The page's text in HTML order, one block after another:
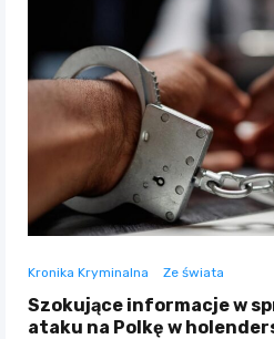
Kronika Kryminalna Ze świata
Szokujące informacje w
ataku na Polkę w